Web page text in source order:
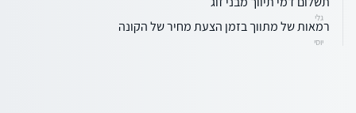
גלי
רמאות של מתווך בזמן הצעת מחיר של הקונה
יוסי